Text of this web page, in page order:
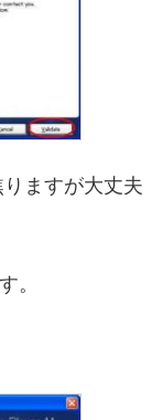
ますが大丈夫
。